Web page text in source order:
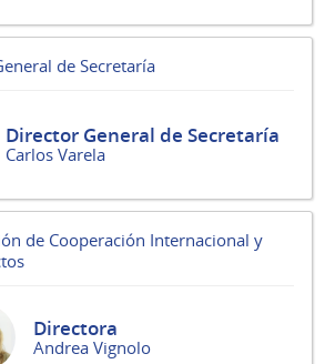
de Secretaría
Director General de Secretaría
Carlos Varela
de Cooperación Internacional y
Directora
Andrea Vignolo